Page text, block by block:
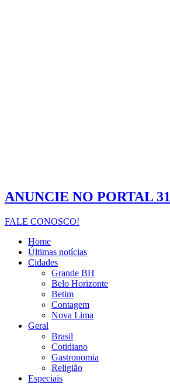
ANUNCIE NO PORTAL 31
FALE CONOSCO!
Home
Últimas notícias
Cidades
Grande BH
Belo Horizonte
Betim
Contagem
Nova Lima
Geral
Brasil
Cotidiano
Gastronomia
Religião
Especiais